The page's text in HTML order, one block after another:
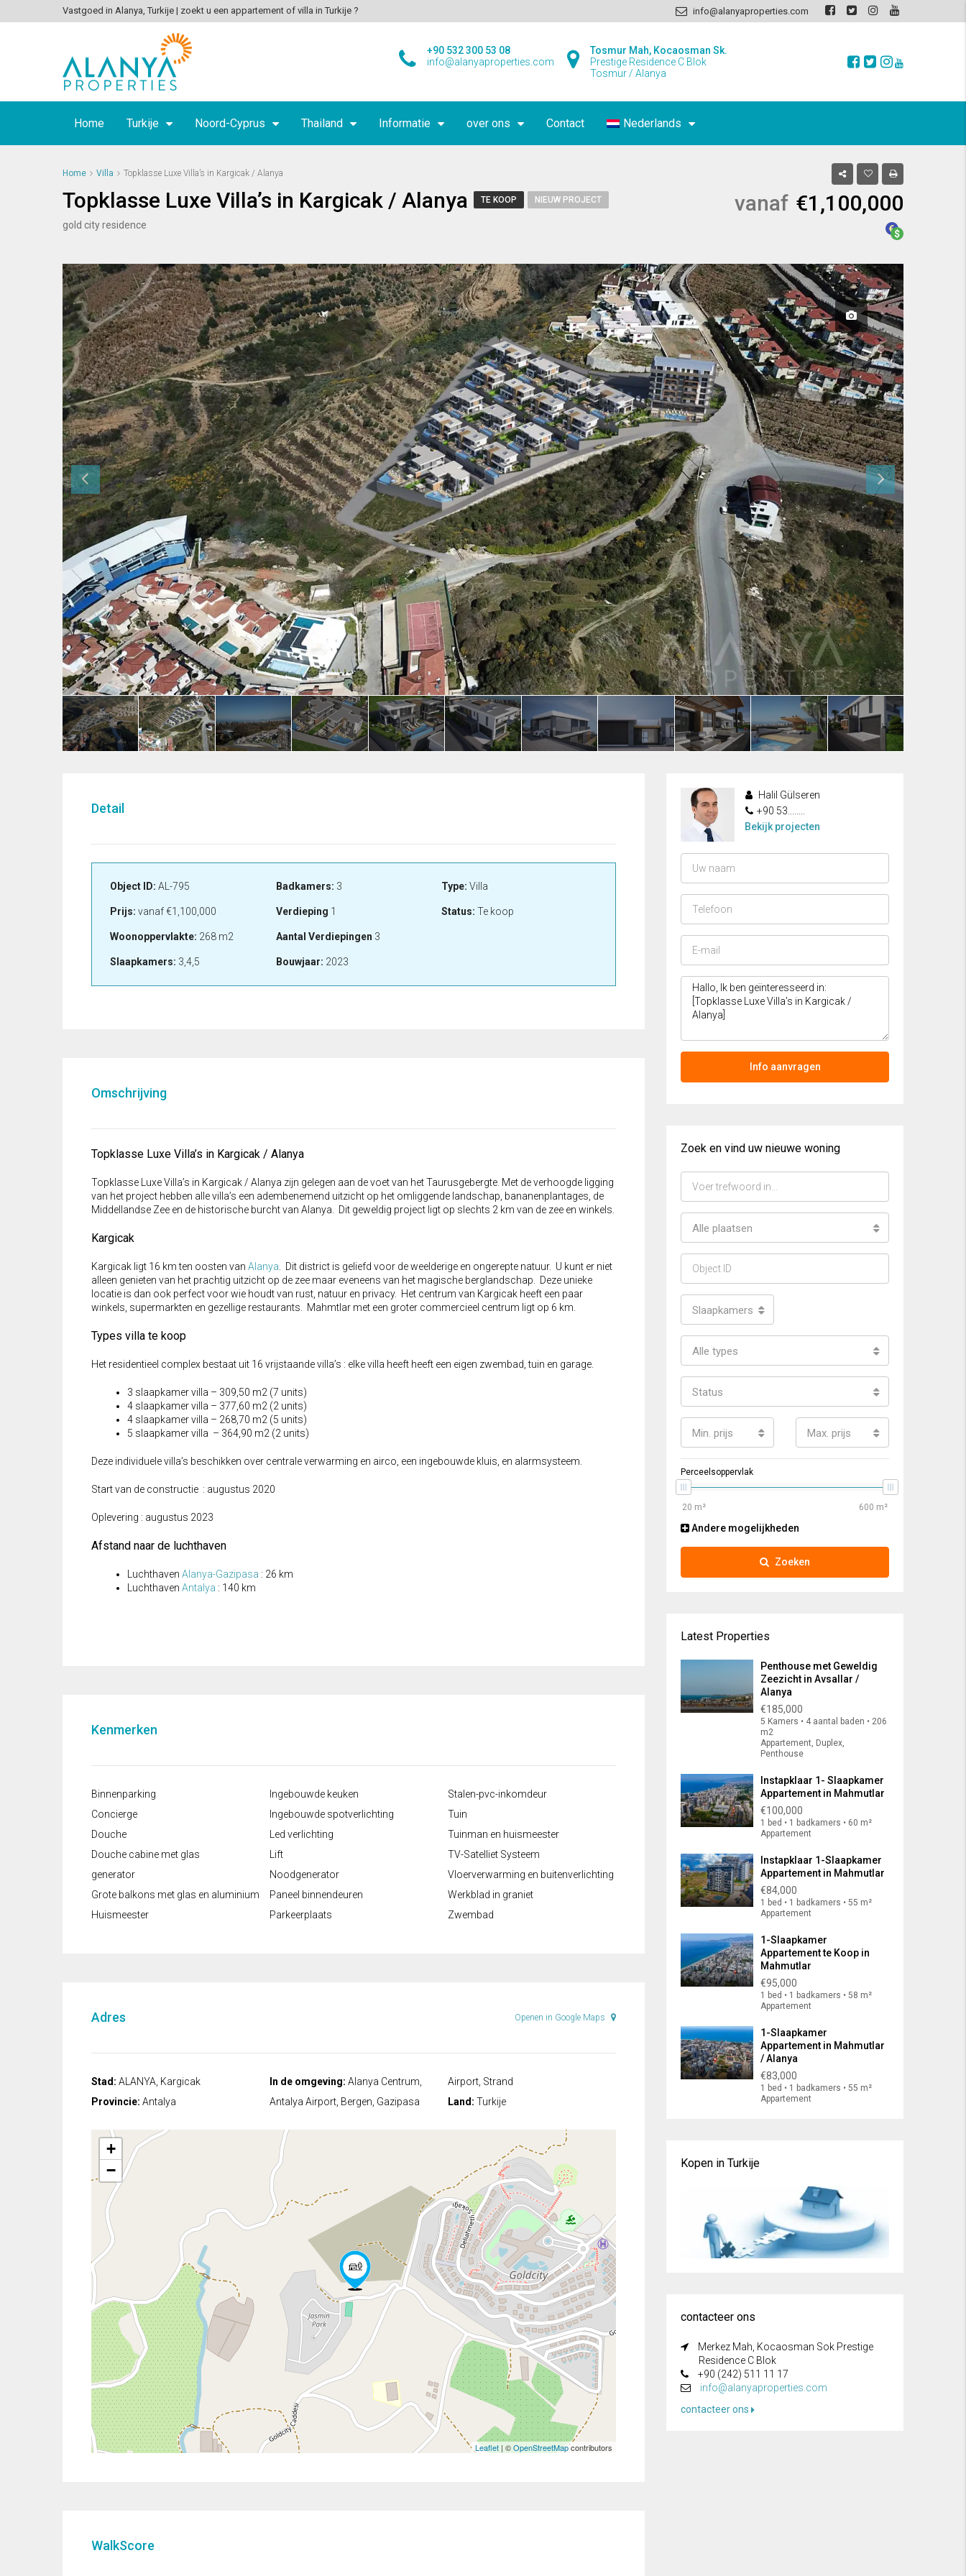
Vastgoed in Alanya, Turkije | zoekt u een appartement of villa in Turkije ? info@alanyaproperties.com
Tosmur Mah, Kocaosman Sk.
Prestige Residence C Blok
Tosmur / Alanya
+90 532 300 53 08
info@alanyaproperties.com
Home Turkije Noord-Cyprus Thailand Informatie over ons Contact Nederlands
Home Villa Topklasse Luxe Villa’s in Kargicak / Alanya
Topklasse Luxe Villa’s in Kargicak / Alanya TE KOOP NIEUW PROJECT
gold city residence
vanaf €1,100,000
Detail
Object ID: AL-795
Prijs: vanaf€1,100,000
Woonoppervlakte: 268 m2
Slaapkamers: 3,4,5
Badkamers: 3
Verdieping 1
Aantal Verdiepingen 3
Bouwjaar: 2023
Type: Villa
Status: Te koop
Omschrijving
Topklasse Luxe Villa’s in Kargicak / Alanya
Topklasse Luxe Villa’s in Kargicak / Alanya zijn gelegen aan de voet van het Taurusgebergte. Met de verhoogde ligging
van het project hebben alle villa’s een adembenemend uitzicht op het omliggende landschap, bananenplantages, de
Middellandse Zee en de historische burcht van Alanya. Dit geweldig project ligt op slechts 2 km van de zee en winkels.
Kargicak
Kargicak ligt 16 km ten oosten van Alanya. Dit district is geliefd voor de weelderige en ongerepte natuur. U kunt er niet
alleen genieten van het prachtig uitzicht op de zee maar eveneens van het magische berglandschap. Deze unieke
locatie is dan ook perfect voor wie houdt van rust, natuur en privacy. Het centrum van Kargicak heeft een paar
winkels, supermarkten en gezellige restaurants. Mahmtlar met een groter commercieel centrum ligt op 6 km.
Types villa te koop
Het residentieel complex bestaat uit 16 vrijstaande villa’s : elke villa heeft heeft een eigen zwembad, tuin en garage.
3 slaapkamer villa – 309,50 m2 (7 units)
4 slaapkamer villa – 377,60 m2 (2 units)
4 slaapkamer villa – 268,70 m2 (5 units)
5 slaapkamer villa – 364,90 m2 (2 units)
Deze individuele villa’s beschikken over centrale verwarming en airco, een ingebouwde kluis, en alarmsysteem.
Start van de constructie : augustus 2020
Oplevering : augustus 2023
Afstand naar de luchthaven
Luchthaven Alanya-Gazipasa : 26 km
Luchthaven Antalya : 140 km
Kenmerken
Binnenparking
Concierge
Douche
Douche cabine met glas
generator
Grote balkons met glas en aluminium
Huismeester
Ingebouwde keuken
Ingebouwde spotverlichting
Led verlichting
Lift
Noodgenerator
Paneel binnendeuren
Parkeerplaats
Stalen-pvc-inkomdeur
Tuin
Tuinman en huismeester
TV-Satelliet Systeem
Vloerverwarming en buitenverlichting
Werkblad in graniet
Zwembad
Adres Openen in Google Maps
Stad: ALANYA, Kargicak
Provincie: Antalya
In de omgeving: Alanya Centrum,
Antalya Airport, Bergen, Gazipasa
Airport, Strand
Land: Turkije
+
−
Leaflet | ©OpenStreetMapcontributors
WalkScore
Halil Gülseren
+90 53........
Bekijk projecten
Info aanvragen
Zoek en vind uw nieuwe woning
Alle plaatsen
Slaapkamers
Alle types
Status
Min. prijs Max. prijs
Perceelsoppervlak
Andere mogelijkheden
Zoeken
Latest Properties
Penthouse met Geweldig
Zeezicht in Avsallar /
Alanya
€185,000
5 Kamers • 4 aantal baden • 206
m2
Appartement, Duplex,
Penthouse
Instapklaar 1- Slaapkamer
Appartement in Mahmutlar
€100,000
1 bed • 1 badkamers • 60 m²
Appartement
Instapklaar 1-Slaapkamer
Appartement in Mahmutlar
€84,000
1 bed • 1 badkamers • 55 m²
Appartement
1-Slaapkamer
Appartement te Koop in
Mahmutlar
€95,000
1 bed • 1 badkamers • 58 m²
Appartement
1-Slaapkamer
Appartement in Mahmutlar
/ Alanya
€83,000
1 bed • 1 badkamers • 55 m²
Appartement
Kopen in Turkije
contacteer ons
Merkez Mah, Kocaosman Sok Prestige
Residence C Blok
+90 (242) 511 11 17
info@alanyaproperties.com
contacteer ons